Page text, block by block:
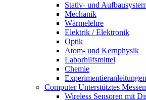
Stativ- und
Mechanik
Wärmelehre
Elektrik / Elektronik
Optik
Atom- und Kernphysik
Laborhilfsmittel
Chemie
Experimentieranleitungen
Computer Unterstütztes Messen
Wireless Sensoren mit